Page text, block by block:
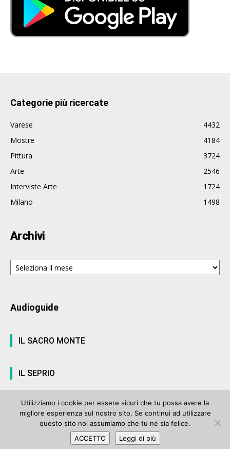
Categorie più ricercate
Varese
4432
Mostre
4184
Pittura
3724
Arte
2546
Interviste Arte
1724
Milano
1498
Archivi
Archivi
Audioguide
IL SACRO MONTE
IL SEPRIO
© ArteVarese.com by Wtv S.r.l.- © 2007 - P.I. 03063680122 Iscrizione n°
906 del Registro Stampa del Tribunale di Varese del 17 luglio 2006 |
Privacy Policy
Utilizziamo i cookie per essere sicuri che tu possa avere la
migliore esperienza sul nostro sito. Se continui ad utilizzare
questo sito noi assumiamo che tu ne sia felice.
ACCETTO
Leggi di più